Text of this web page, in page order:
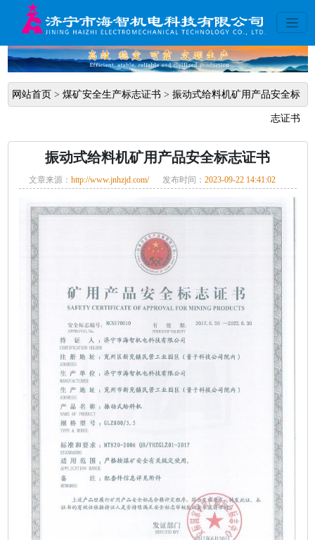
网站首页> 煤矿安全生产标志证书 > 振动式给料机矿用产品安全标
志证书
振动式给料机矿用产品安全标志证书
文章来源： http://www.jnhzjd.com/ 发布时间： 2023-09-22 14:41:02